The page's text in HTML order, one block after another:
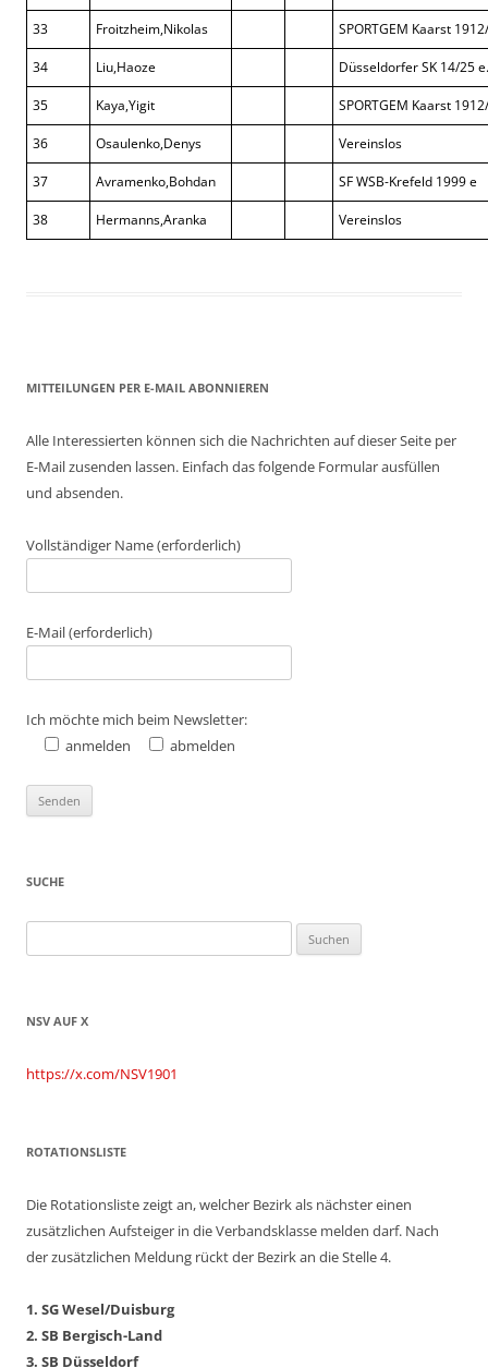
33 Froitzheim,Nikolas SPORTGEM Kaarst
34 Liu,Haoze Düsseldorfer SK 14/25 e.
35 Kaya,Yigit SPORTGEM Kaarst
36 Osaulenko,Denys Vereinslos
37 Avramenko,Bohdan SF WSB-Krefeld 1999 e
38 Hermanns,Aranka Vereinslos
MITTEILUNGEN PER E-MAIL ABONNIEREN
Alle Interessierten können sich die Nachrichten auf dieser Seite per
E-Mail zusenden lassen. Einfach das folgende Formular ausfüllen
und absenden.
Vollständiger Name (erforderlich)
E-Mail (erforderlich)
Ich möchte mich beim Newsletter:
anmelden
abmelden
SUCHE
nach:
NSV AUF X
https://x.com/NSV1901
ROTATIONSLISTE
Die Rotationsliste zeigt an, welcher Bezirk als nächster einen
zusätzlichen Aufsteiger in die Verbandsklasse melden darf. Nach
der zusätzlichen Meldung rückt der Bezirk an die Stelle 4.
1. SG Wesel/Duisburg
2. SB Bergisch-Land
3. SB Düsseldorf